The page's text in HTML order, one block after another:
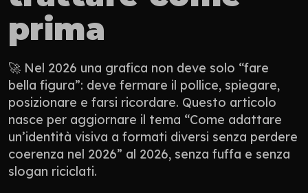
prima
🚀 Nel 2026 una grafica non deve solo “fare
bella figura”: deve fermare il pollice, spiegare,
posizionare e farsi ricordare. Questo articolo
nasce per aggiornare il tema “Come adattare
un’identità visiva a formati diversi senza perdere
coerenza nel 2026” al 2026, senza fuffa e senza
slogan riciclati.